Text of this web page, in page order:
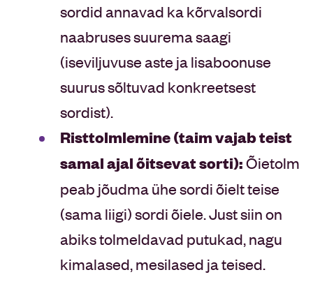
sordid annavad ka kõrvalsordi
naabruses suurema saagi
(iseviljuvuse aste ja lisaboonuse
suurus sõltuvad konkreetsest
sordist).
Risttolmlemine (taim vajab teist
samal ajal õitsevat sorti):Õietolm
peab jõudma ühe sordi õielt teise
(sama liigi) sordi õiele. Just siin on
abiks tolmeldavad putukad, nagu
kimalased, mesilased ja teised.